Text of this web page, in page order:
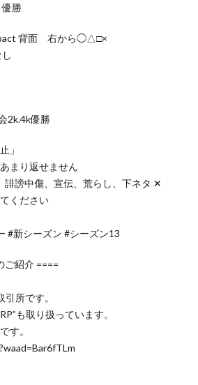
優勝
背面 右から◯△□×
2k.4k優勝
」
まり返せません
誹謗中傷、宣伝、荒らし、下ネタ ✕
ください
#新シーズン #シーズン13
ご紹介 ====
所です。
も取り扱っています。
す。